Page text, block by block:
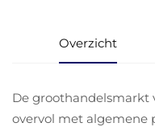
Overzicht
De groothandelsmarkt
overvol met algemene